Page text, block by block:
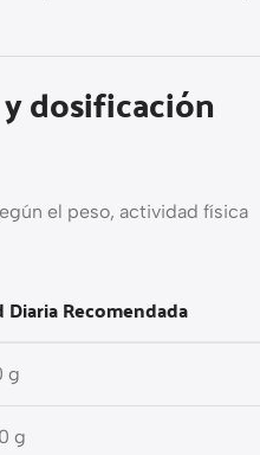
dosificación
el peso, actividad física
Diaria Recomendada
g
g